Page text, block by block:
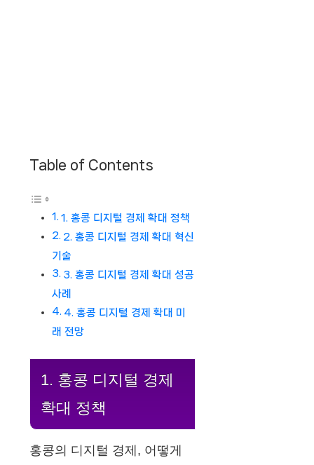
Table of Contents
1. 홍콩 디지털 경제 확대 정책
2. 홍콩 디지털 경제 확대 혁신
기술
3. 홍콩 디지털 경제 확대 성공
사례
4. 홍콩 디지털 경제 확대 미
래 전망
1. 홍콩 디지털 경제
확대 정책
홍콩의 디지털 경제, 어떻게